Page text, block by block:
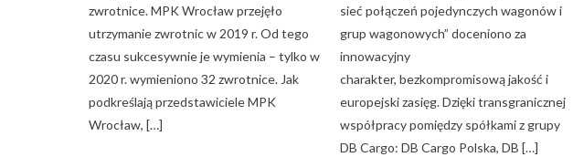
zwrotnice. MPK Wrocław przejęło
utrzymanie zwrotnic w 2019 r. Od tego
czasu sukcesywnie je wymienia – tylko w
2020 r. wymieniono 32 zwrotnice. Jak
podkreślają przedstawiciele MPK
Wrocław, […]
sieć połączeń pojedynczych wagonów i
grup wagonowych” doceniono za
innowacyjny
charakter, bezkompromisową jakość i
europejski zasięg. Dzięki transgranicznej
współpracy pomiędzy spółkami z grupy
DB Cargo: DB Cargo Polska, DB […]